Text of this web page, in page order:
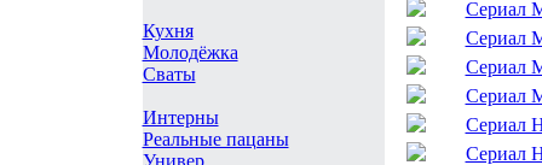
Кухня
Молодёжка
Сваты
Интерны
Реальные пацаны
Универ
Сериал
Сериал
Сериал
Сериал
Сериал
Сериал